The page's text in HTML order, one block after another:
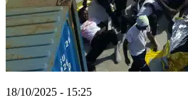
18/10/2025 - 15:25